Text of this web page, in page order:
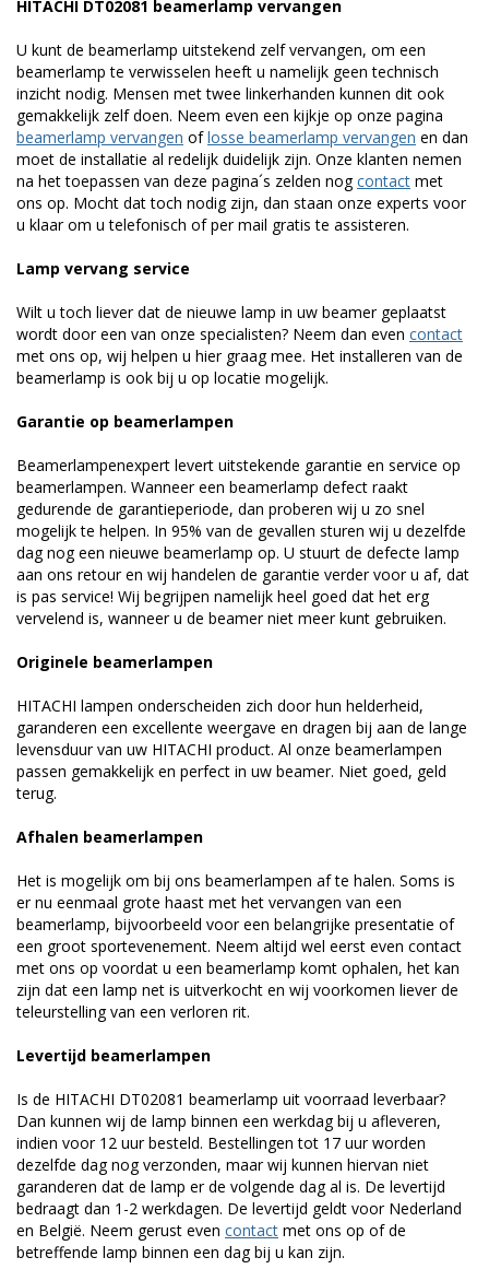
HITACHI DT02081 beamerlamp vervangen
U kunt de beamerlamp uitstekend zelf vervangen, om een
beamerlamp te verwisselen heeft u namelijk geen technisch
inzicht nodig. Mensen met twee linkerhanden kunnen dit ook
gemakkelijk zelf doen. Neem even een kijkje op onze pagina
beamerlamp vervangen oflosse beamerlamp vervangen en dan
moet de installatie al redelijk duidelijk zijn. Onze klanten nemen
na het toepassen van deze pagina´s zelden nogcontact met
ons op. Mocht dat toch nodig zijn, dan staan onze experts voor
u klaar om u telefonisch of per mail gratis te assisteren.
Lamp vervang service
Wilt u toch liever dat de nieuwe lamp in uw beamer geplaatst
wordt door een van onze specialisten? Neem dan even contact
met ons op, wij helpen u hier graag mee. Het installeren van de
beamerlamp is ook bij u op locatie mogelijk.
Garantie op beamerlampen
Beamerlampenexpert levert uitstekende garantie en service op
beamerlampen. Wanneer een beamerlamp defect raakt
gedurende de garantieperiode, dan proberen wij u zo snel
mogelijk te helpen. In 95% van de gevallen sturen wij u dezelfde
dag nog een nieuwe beamerlamp op. U stuurt de defecte lamp
aan ons retour en wij handelen de garantie verder voor u af, dat
is pas service! Wij begrijpen namelijk heel goed dat het erg
vervelend is, wanneer u de beamer niet meer kunt gebruiken.
Originele beamerlampen
HITACHI lampen onderscheiden zich door hun helderheid,
garanderen een excellente weergave en dragen bij aan de lange
levensduur van uw HITACHI product. Al onze beamerlampen
passen gemakkelijk en perfect in uw beamer. Niet goed, geld
terug.
Afhalen beamerlampen
Het is mogelijk om bij ons beamerlampen af te halen. Soms is
er nu eenmaal grote haast met het vervangen van een
beamerlamp, bijvoorbeeld voor een belangrijke presentatie of
een groot sportevenement. Neem altijd wel eerst even contact
met ons op voordat u een beamerlamp komt ophalen, het kan
zijn dat een lamp net is uitverkocht en wij voorkomen liever de
teleurstelling van een verloren rit.
Levertijd beamerlampen
Is de HITACHI DT02081 beamerlamp uit voorraad leverbaar?
Dan kunnen wij de lamp binnen een werkdag bij u afleveren,
indien voor 12 uur besteld. Bestellingen tot 17 uur worden
dezelfde dag nog verzonden, maar wij kunnen hiervan niet
garanderen dat de lamp er de volgende dag al is. De levertijd
bedraagt dan 1-2 werkdagen. De levertijd geldt voor Nederland
en België. Neem gerust even contact met ons op of de
betreffende lamp binnen een dag bij u kan zijn.